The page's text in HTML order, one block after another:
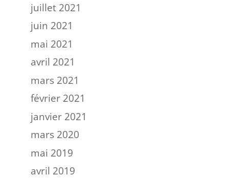
juillet 2021
juin 2021
mai 2021
avril 2021
mars 2021
février 2021
janvier 2021
mars 2020
mai 2019
avril 2019